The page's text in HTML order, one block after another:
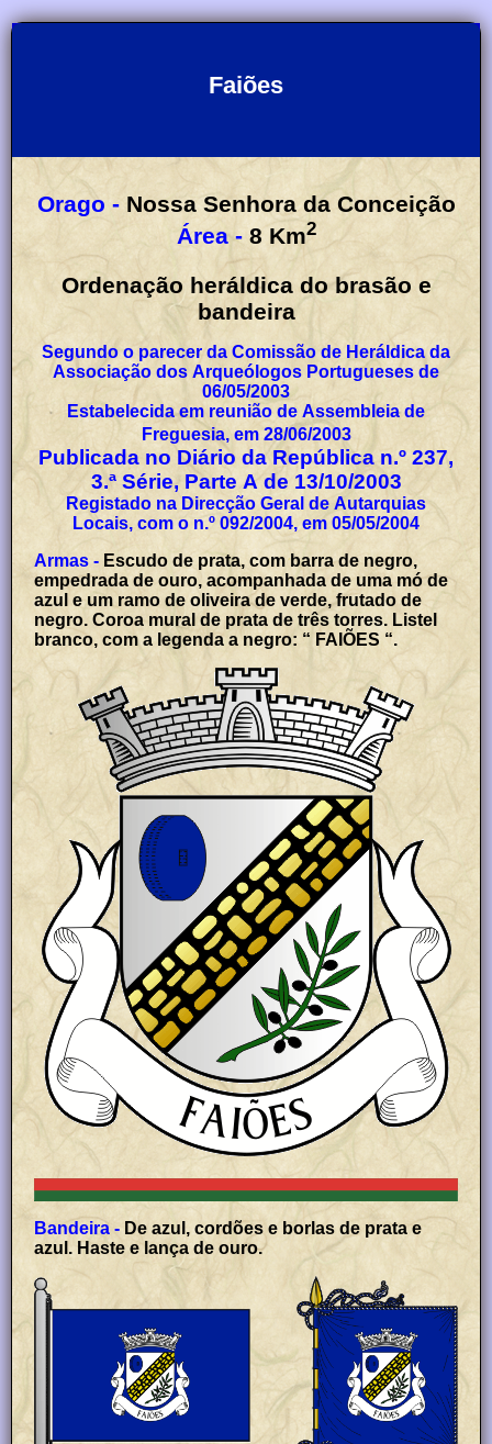
Faiões
Orago - Nossa Senhora da Conceição
Área - 8 Km2
Ordenação heráldica do brasão e
bandeira
Segundo o parecer da Comissão de Heráldica da
Associação dos Arqueólogos Portugueses de
06/05/2003
Estabelecida em reunião de Assembleia de
Freguesia, em 28/06/2003
Publicada no Diário da República n.º 237,
3.ª Série, Parte A de 13/10/2003
Registado na Direcção Geral de Autarquias
Locais, com o n.º 092/2004, em 05/05/2004
Armas - Escudo de prata, com barra de negro,
empedrada de ouro, acompanhada de uma mó de
azul e um ramo de oliveira de verde, frutado de
negro. Coroa mural de prata de três torres. Listel
branco, com a legenda a negro: “ FAIÕES “.
Bandeira - De azul, cordões e borlas de prata e
azul. Haste e lança de ouro.